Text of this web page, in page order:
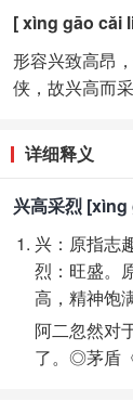
[ xìng gāo cǎi
形容兴致高昂
侠，故兴高而
详细释义
兴高采烈
兴：原指志
烈：旺盛。
高，精神饱满
阿二忽然对
了。◎茅盾